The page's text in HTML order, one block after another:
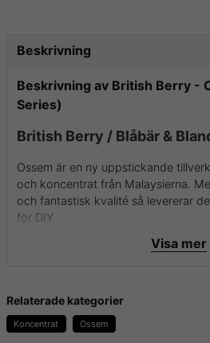
Beskrivning
Beskrivning av British Berry -
Series)
British Berry / Blåbär &
Ossem är en ny uppstickande
och koncentrat från Malaysierna.
och fantastisk kvalité så levererar
för DIY
Flaskan innehåller 30ml koncentrat i
För mer info om Ossem och deras
besök dem då påderas hemsida
Visa mer
Relaterade kategorier
Koncentrat Ossem